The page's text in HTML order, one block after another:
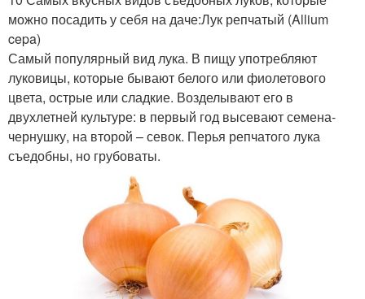
можно посадить у себя на даче:Лук репчатый (Allium
cepa)
Самый популярный вид лука. В пищу употребляют
луковицы, которые бывают белого или фиолетового
цвета, острые или сладкие. Возделывают его в
двухлетней культуре: в первый год высевают семена-
чернушку, на второй – севок. Перья репчатого лука
съедобны, но грубоваты.